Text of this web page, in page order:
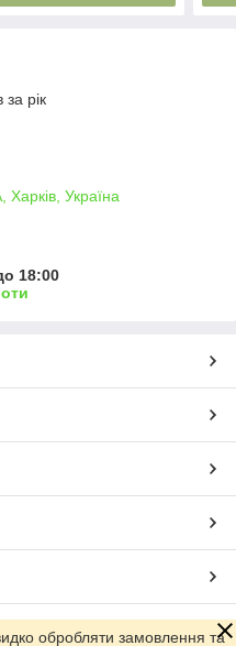
за рік
Україна
18:00
Prom.ua
обробляти замовлення та